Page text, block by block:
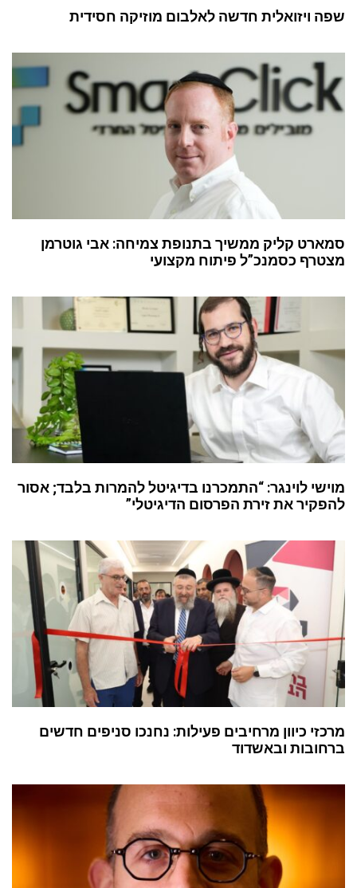
שפה ויזואלית חדשה לאלבום מוזיקה חסידית
סמארט קליק ממשיך בתנופת צמיחה: אבי גוטרמן
מצטרף כסמנכ”ל פיתוח מקצועי
מוישי לוינגר: “התמכרנו בדיגיטל להמרות בלבד; אסור
להפקיר את זירת הפרסום הדיגיטלי”
מרכזי כיוון מרחיבים פעילות: נחנכו סניפים חדשים
ברחובות ובאשדוד